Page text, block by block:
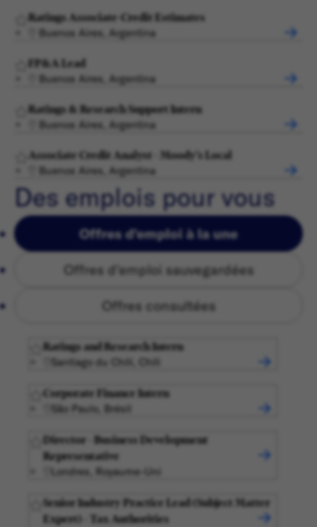
Ratings Associate-Credit Estimates
Buenos Aires, Argentina
FP&A Lead
Buenos Aires, Argentina
Ratings & Research Support Intern
Buenos Aires, Argentina
Associate Credit Analyst - Moody's Local
Buenos Aires, Argentina
Des emplois pour vous
Offres d'emploi à la une
Offres d'emploi sauvegardées
Offres consultées
Ratings and Research Intern
Santiago du Chili, Chili
Corporate Finance Intern
São Paulo, Brésil
Director - Business Development
Representative
Londres, Royaume-Uni
Senior Industry Practice Lead (Subject Matter
Expert) - Tax Authorities